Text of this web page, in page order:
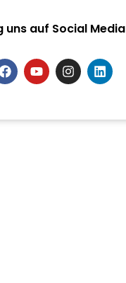
uns auf Social Media